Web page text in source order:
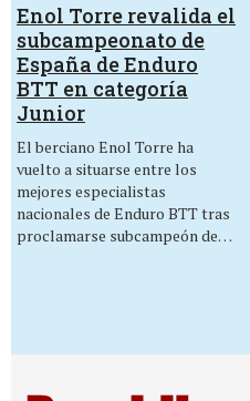
Enol Torre revalida el
subcampeonato de
España de Enduro
BTT en categoría
Junior
El berciano Enol Torre ha
vuelto a situarse entre los
mejores especialistas
nacionales de Enduro BTT tras
proclamarse subcampeón de…